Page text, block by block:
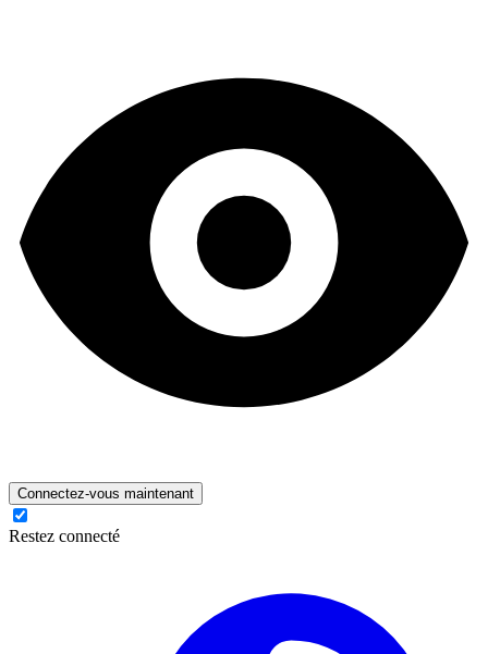
Connectez-vous maintenant
Restez connecté